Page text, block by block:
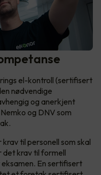
el-kontroll (sertifisert
nødvendige
og anerkjent
og DNV som
til personell som skal
det krav til formell
En sertifisert